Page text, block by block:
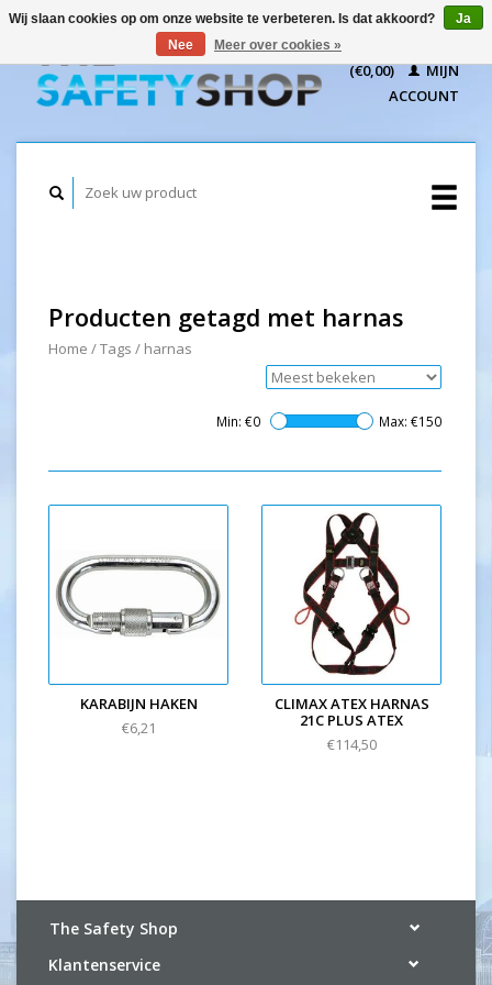
(€0,00)
MIJN
ACCOUNT
Producten getagd met harnas
Home /Tags / harnas
Min: €0 Max: €150
KARABIJN HAKEN
€6,21
CLIMAX ATEX HARNAS
21C PLUS ATEX
€114,50
The Safety Shop
Klantenservice
Wij slaan cookies op om onze website te verbeteren. Is dat akkoord?
Ja
Nee
Meer over cookies »